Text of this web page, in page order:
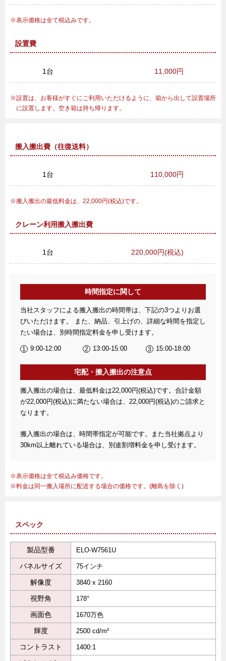
表示価格は全て税込みです。
設置費
1台 11,000円
設置は、お客様がすぐにご利用いただけるように、箱から出して設置場所
に設置します。空き箱は持ち帰ります。
搬入搬出費（往復送料）
1台 110,000円
搬入搬出の最低料金は、22,000円(税込)です。
クレーン利用搬入搬出費
1台 220,000円(税込)
時間指定に関して
当社スタッフによる搬入搬出の時間帯は、下記の3つよりお選
びいただけます。 また、納品、引上げの、詳細な時間を指定し
たい場合は、別時間指定料金を申し受けます。
9:00-12:00 13:00-15:00 15:00-18:00
宅配・搬入搬出の注意点
搬入搬出の場合は、最低料金は22,000円(税込)です。合計金額
が22,000円(税込)に満たない場合は、22,000円(税込)のご請求と
なります。
搬入搬出の場合は、時間帯指定が可能です。また当社拠点より
30km以上離れている場合は、別途割増料金を申し受けます。
表示価格は全て税込み価格です。
料金は同一搬入場所に配送する場合の価格です。(離島を除く)
スペック
製品型番 ELO-W7561U
パネルサイズ 75インチ
解像度 3840 x 2160
視野角 178°
画面色 1670万色
輝度 2500 cd/m²
コントラスト 1400:1